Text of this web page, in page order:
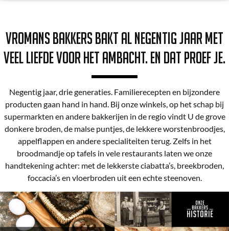
Vromans bakkers bakt al negentig jaar met
veel liefde voor het ambacht. En dat proef je.
Negentig jaar, drie generaties. Familierecepten en bijzondere
producten gaan hand in hand. Bij onze winkels, op het schap bij
supermarkten en andere bakkerijen in de regio vindt U de grove
donkere broden, de malse puntjes, de lekkere worstenbroodjes,
appelflappen en andere specialiteiten terug. Zelfs in het
broodmandje op tafels in vele restaurants laten we onze
handtekening achter: met de lekkerste ciabatta’s, breekbroden,
foccacia’s en vloerbroden uit een echte steenoven.